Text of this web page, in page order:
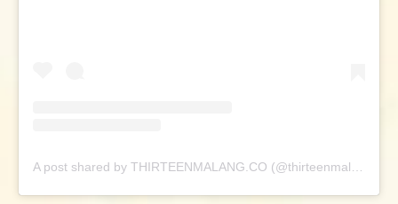
A post shared by THIRTEENMALANG.CO (@thirteenmalang.co)